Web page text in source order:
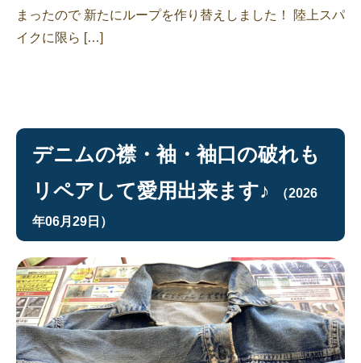
まったので 新たにループを作り替えしました！ 陸上スパ
イクに限ら […]
デニムの襟・袖・袖口の破れも
リペアして愛用出来ます♪
（2026
年06月29日）